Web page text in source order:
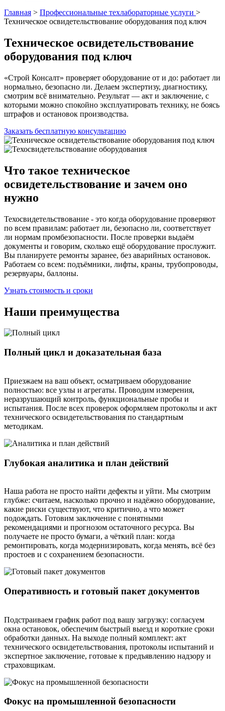
Главная > Профессиональные техлабораторные услуги >
Техническое освидетельствование оборудования под ключ
Техническое освидетельствование
оборудования под ключ
«Строй Консалт» проверяет оборудование от и до: работает ли
нормально, безопасно ли. Делаем экспертизу, диагностику,
смотрим всё внимательно. Результат — акт и заключение, с
которыми можно спокойно эксплуатировать технику, не боясь
штрафов и остановок производства.
Заказать бесплатную консультацию
Что такое техническое
освидетельствование и зачем оно
нужно
Техосвидетельствование - это когда оборудование проверяют
по всем правилам: работает ли, безопасно ли, соответствует
ли нормам промбезопасности. После проверки выдаём
документы и говорим, сколько ещё оборудование прослужит.
Вы планируете ремонты заранее, без аварийных остановок.
Работаем со всем: подъёмники, лифты, краны, трубопроводы,
резервуары, баллоны.
Узнать стоимость и сроки
Наши преимущества
Полный цикл и доказательная база
Приезжаем на ваш объект, осматриваем оборудование
полностью: все узлы и агрегаты. Проводим измерения,
неразрушающий контроль, функциональные пробы и
испытания. После всех проверок оформляем протоколы и акт
технического освидетельствования по стандартным
методикам.
Глубокая аналитика и план действий
Наша работа не просто найти дефекты и уйти. Мы смотрим
глубже: считаем, насколько прочно и надёжно оборудование,
какие риски существуют, что критично, а что может
подождать. Готовим заключение с понятными
рекомендациями и прогнозом остаточного ресурса. Вы
получаете не просто бумаги, а чёткий план: когда
ремонтировать, когда модернизировать, когда менять, всё без
простоев и с сохранением безопасности.
Оперативность и готовый пакет документов
Подстраиваем график работ под вашу загрузку: согласуем
окна остановок, обеспечим быстрый выезд и короткие сроки
обработки данных. На выходе полный комплект: акт
технического освидетельствования, протоколы испытаний и
экспертное заключение, готовые к предъявлению надзору и
страховщикам.
Фокус на промышленной безопасности